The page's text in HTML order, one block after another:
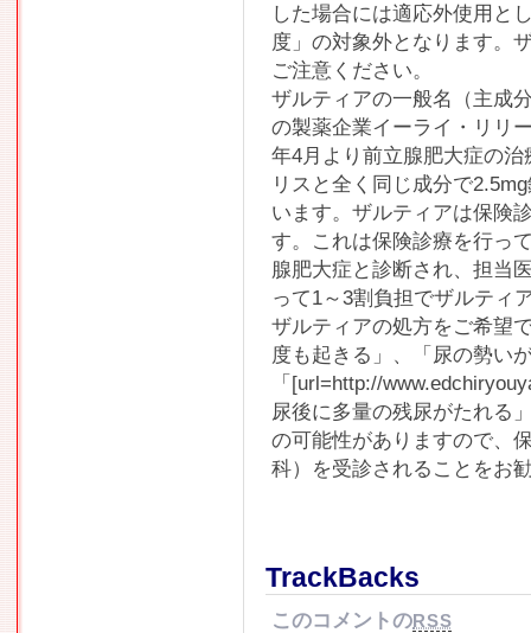
した場合には適応外使用と
度」の対象外となります。
ご注意ください。
ザルティアの一般名（主成
の製薬企業イーライ・リリ
年4月より前立腺肥大症の
リスと全く同じ成分で
います。ザルティアは保険
す。これは保険診療を行っ
腺肥大症と診断され、担当
って1～3割負担でザルティ
ザルティアの処方をご希望
度も起きる」、「尿の勢い
「[url=http://
尿後に多量の残尿がたれる
の可能性がありますので、
科）を受診されることをお
TrackBacks
このコメントのRSS